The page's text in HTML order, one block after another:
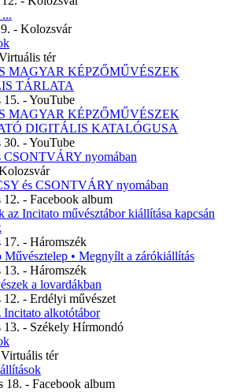
- Kolozsvár
tér
MAGYAR KÉPZŐMŰVÉSZEK
TÁRLATA
15. - YouTube
MAGYAR KÉPZŐMŰVÉSZEK
DIGITÁLIS KATALÓGUSA
30. - YouTube
nyomában
és CSONTVÁRY nyomában
12. - Facebook album
az Incitato művésztábor kiállítása kapcsán
17. - Háromszék
Művésztelep • Megnyílt a zárókiállítás
13. - Háromszék
a lovardákban
12. - Erdélyi művészet
Incitato alkotótábor
13. - Székely Hírmondó
tér
18. - Facebook album